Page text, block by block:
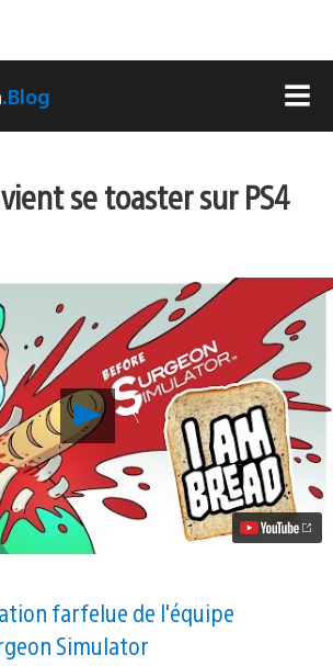
.Blog
se toaster sur PS4
Lancer
vidéo
I
Am
Bread
vient
PS4
farfelue de l'équipe
Simulator